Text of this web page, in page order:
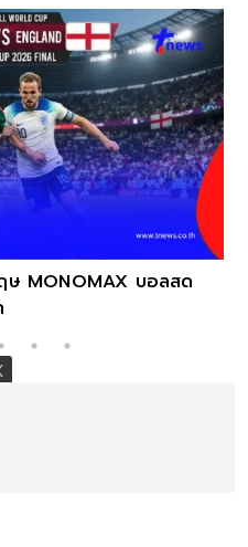
MONOMAX บอลสด